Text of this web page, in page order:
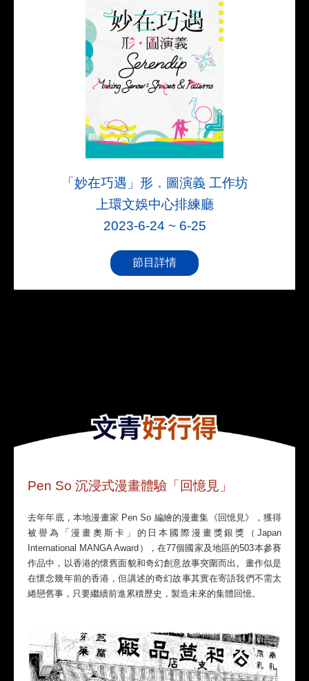
「妙在巧遇」形．圖演義 工作坊
上環文娛中心排練廳
2023-6-24 ~ 6-25
節目詳情
Pen So 沉浸式漫畫體驗「回憶見」
去年年底，本地漫畫家 Pen So 編繪的漫畫集《回憶見》，獲得
被譽為「漫畫奧斯卡」的日本國際漫畫獎銀獎（Japan
International MANGA Award），在77個國家及地區的503本參賽
作品中，以香港的懷舊面貌和奇幻創意故事突圍而出。畫作似是
在懷念幾年前的香港，但講述的奇幻故事其實在寄語我們不需太
綣戀舊事，只要繼續前進累積歷史，製造未來的集體回憶。